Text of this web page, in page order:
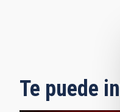
Te puede